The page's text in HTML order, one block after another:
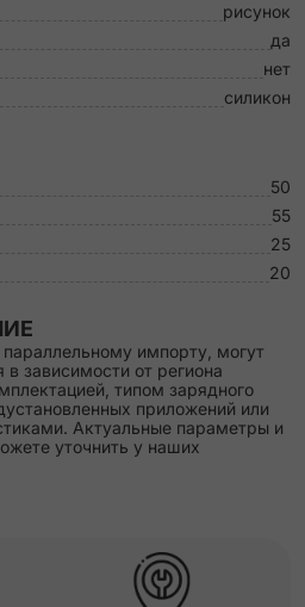
рисунок
да
нет
силикон
50
55
25
20
импорту, могут
в зависимости от региона
типом зарядного
приложений или
Актуальные параметры и
уточнить у наших